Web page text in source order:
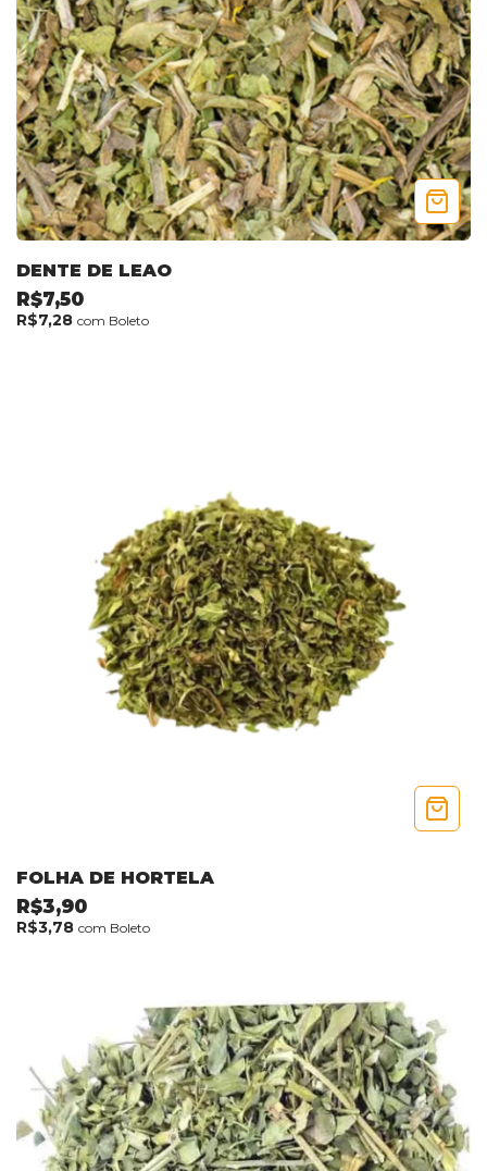
DENTE DE LEAO
R$7,50
R$7,28 com Boleto
FOLHA DE HORTELA
R$3,90
R$3,78 com Boleto